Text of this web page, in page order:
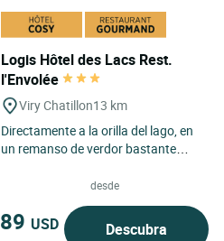
Logis Hôtel des Lacs Rest.
l'Envolée
Viry Chatillon13 km
Directamente a la orilla del lago, en
un remanso de verdor bastante
nuestro establecimiento...
desde
89 USD Descubra